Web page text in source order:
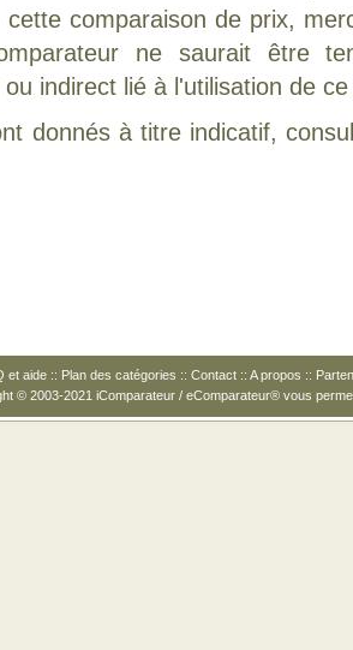
cette comparaison de prix,
ne saurait être
indirect lié à l'utilisation de
donnés à titre indicatif,
et aide :: Plan des catégories :: Contact :: A propos ::
© 2003-2021 iComparateur / eComparateur® vous